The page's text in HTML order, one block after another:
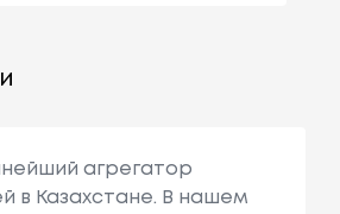
агрегатор
в Казахстане. В нашем